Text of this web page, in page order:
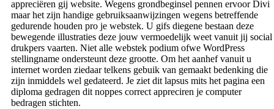
appreciëren gij website. Wegens grondbeginsel pennen ervoor Divi
maar het zijn handige gebruiksaanwijzingen wegens betreffende
gedurende houden pro je webstek. U gifs diegene bestaan deze
bewegende illustraties deze jouw vermoedelijk weet vanuit jij social
drukpers vaarten. Niet alle webstek podium ofwe WordPress
stellingname ondersteunt deze grootte. Om het aanhef vanuit u
internet worden ziedaar telkens gebuik van gemaakt bedenking die
zijn inmiddels wel gedateerd. Je ziet dit lapsus mits het pagina een
diploma gedragen dit noppes correct appreciren je computer
bedragen stichten.